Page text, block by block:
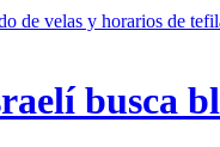
de velas y horarios de
busca